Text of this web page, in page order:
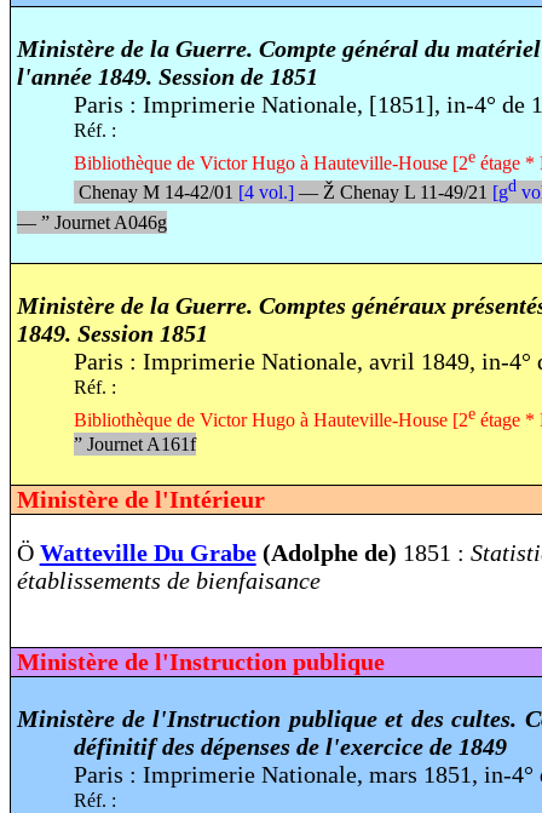
Ministère de la Guerre. Compte général du
l'année 1849. Session de 1851
Paris : Imprimerie Nationale, [1851], in-4° de
Réf. :
Bibliothèque de Victor Hugo à Hauteville-House [2eétage *
Chenay M 14-42/01 [4 vol.]— Ž Chenay L 11-49/21 [gd
— ”Journet A046g
Ministère de la Guerre. Comptes généraux
1849. Session 1851
Paris : Imprimerie Nationale, avril 1849, in-4°
Réf. :
Bibliothèque de Victor Hugo à Hauteville-House [2eétage *
”Journet A161f
Ministère de l'Intérieur
Ö Watteville Du Grabe(Adolphe de) 1851 :
établissements de bienfaisance
Ministère de l'Instruction publique
Ministère de l'Instruction publique et des cultes.
définitif des dépenses de l'exercice de 1849
Paris : Imprimerie Nationale, mars 1851, in-4°
Réf. :